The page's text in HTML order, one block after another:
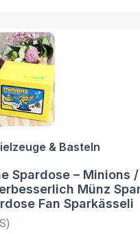
& Basteln
Spardose – Minions
Münz
Fan Sparkässeli